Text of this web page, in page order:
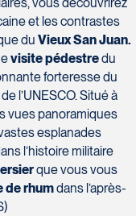
et les contrastes
du Vieux San Juan.
visite pédestredu
forteresse du
l’UNESCO. Situé à
vues panoramiques
esplanades
l’histoire militaire
que vous vous
de rhumdans l’après-
SOUMETTRE